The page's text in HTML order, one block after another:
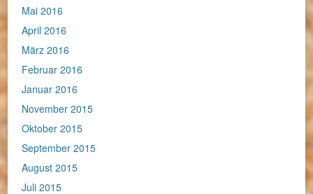
Mai 2016
April 2016
März 2016
Februar 2016
Januar 2016
November 2015
Oktober 2015
September 2015
August 2015
Juli 2015